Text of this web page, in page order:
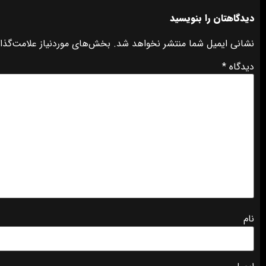
دیدگاهتان را بنویسید
نشانی ایمیل شما منتشر نخواهد شد. بخش‌های موردنیاز
دیدگاه *
نام